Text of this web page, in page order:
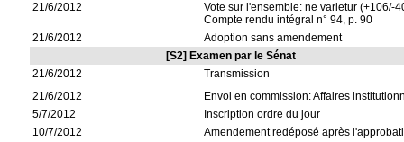
21/6/2012
Vote sur l'ensemble: ne varietur (+106/-
Compte rendu intégral n° 94, p. 90
21/6/2012
Adoption sans amendement
[S2] Examen par le Sénat
21/6/2012
Transmission
21/6/2012
Envoi en commission: Affaires
5/7/2012
Inscription ordre du jour
10/7/2012
Amendement redéposé après